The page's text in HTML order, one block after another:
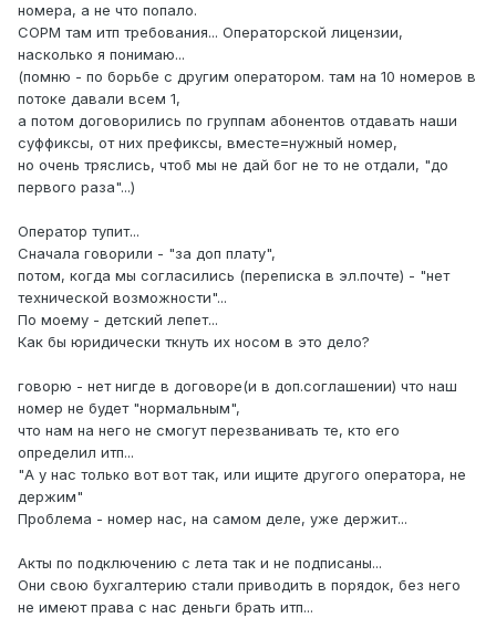
номера, а не что попало.
СОРМ там итп требования... Операторской лицензии,
насколько я понимаю...
(помню - по борьбе с другим оператором. там на 10 номеров в
потоке давали всем 1,
а потом договорились по группам абонентов отдавать наши
суффиксы, от них префиксы, вместе=нужный номер,
но очень тряслись, чтоб мы не дай бог не то не отдали, "до
первого раза"...)
Оператор тупит...
Сначала говорили - "за доп плату",
потом, когда мы согласились (переписка в эл.почте) - "нет
технической возможности"...
По моему - детский лепет...
Как бы юридически ткнуть их носом в это дело?
говорю - нет нигде в договоре(и в доп.соглашении) что наш
номер не будет "нормальным",
что нам на него не смогут перезванивать те, кто его
определил итп...
"А у нас только вот вот так, или ищите другого оператора, не
держим"
Проблема - номер нас, на самом деле, уже держит...
Акты по подключению с лета так и не подписаны...
Они свою бухгалтерию стали приводить в порядок, без него
не имеют права с нас деньги брать итп...